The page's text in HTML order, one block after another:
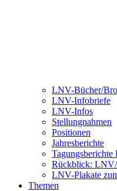
LNV-Bücher/
LNV-Infobriefe
LNV-Infos
Stellungnahmen
Positionen
Jahresberichte
Rückblick:
LNV-Plakate
Themen